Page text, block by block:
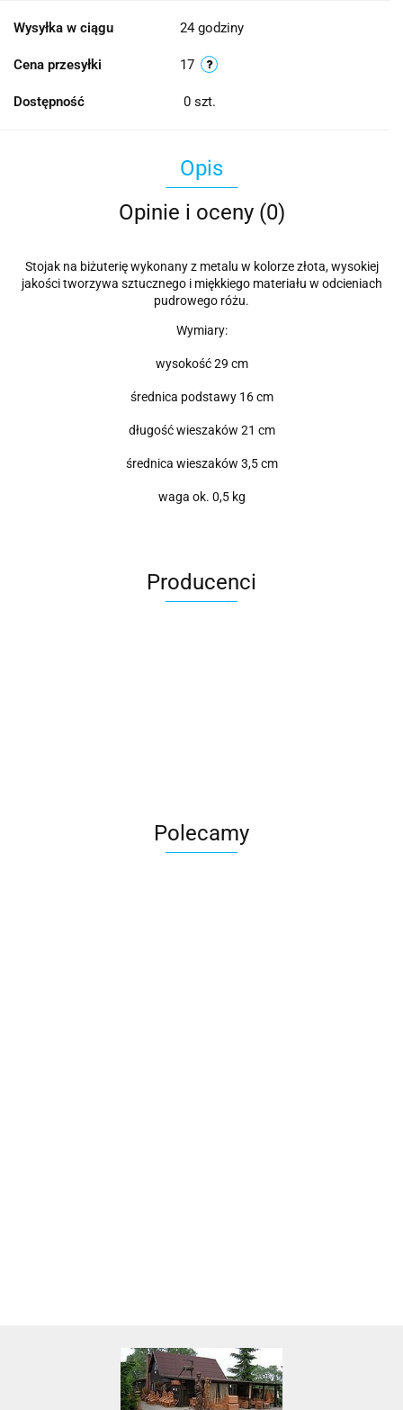
Wysyłka w ciągu 24 godziny
Cena przesyłki 17
Dostępność 0 szt.
Opis
Opinie i oceny (0)
Stojak na biżuterię wykonany z metalu w kolorze złota, wysokiej
jakości tworzywa sztucznego i miękkiego materiału w odcieniach
pudrowego różu.
Wymiary:
wysokość 29 cm
średnica podstawy 16 cm
długość wieszaków 21 cm
średnica wieszaków 3,5 cm
waga ok. 0,5 kg
Producenci
Polecamy